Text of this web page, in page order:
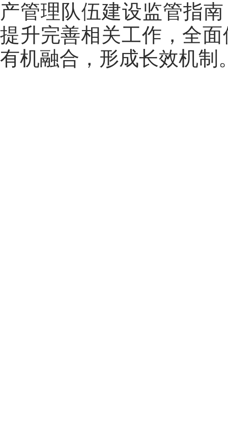
产管理队伍建设监管指
提升完善相关工作，全
有机融合，形成长效机制